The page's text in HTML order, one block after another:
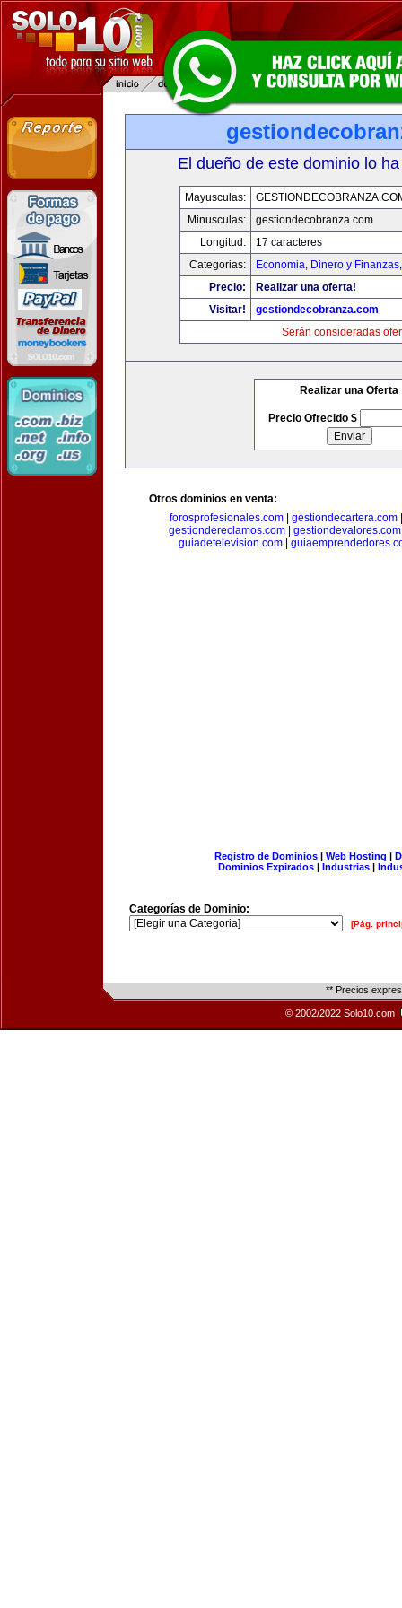
El dueño de este dominio lo
Mayusculas:
Minusculas:
gestiondecobranza.com
Longitud:
17 caracteres
Categorias:
Economia, Dinero y Finanzas
Precio:
Realizar una oferta!
Visitar!
gestiondecobranza.com
Serán consideradas
Realizar una Oferta
Precio Ofrecido $
Otros dominios en venta:
forosprofesionales.com
gestiondecartera.com
gestiondereclamos.com| gestiondevalores.com
guiadetelevision.com
Registro de Dominios| Web Hosting |
Dominios Expirados | Industrias |
Categorías de Dominio:
[Pág.
** Precios
© 2002/2022 Solo10.com